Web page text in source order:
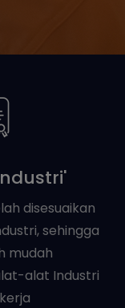
disesuaikan
sehingga
mudah
alat Industri